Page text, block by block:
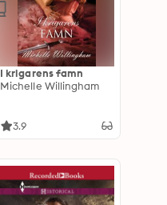
I krigarens famn
Michelle Willingham
3.9